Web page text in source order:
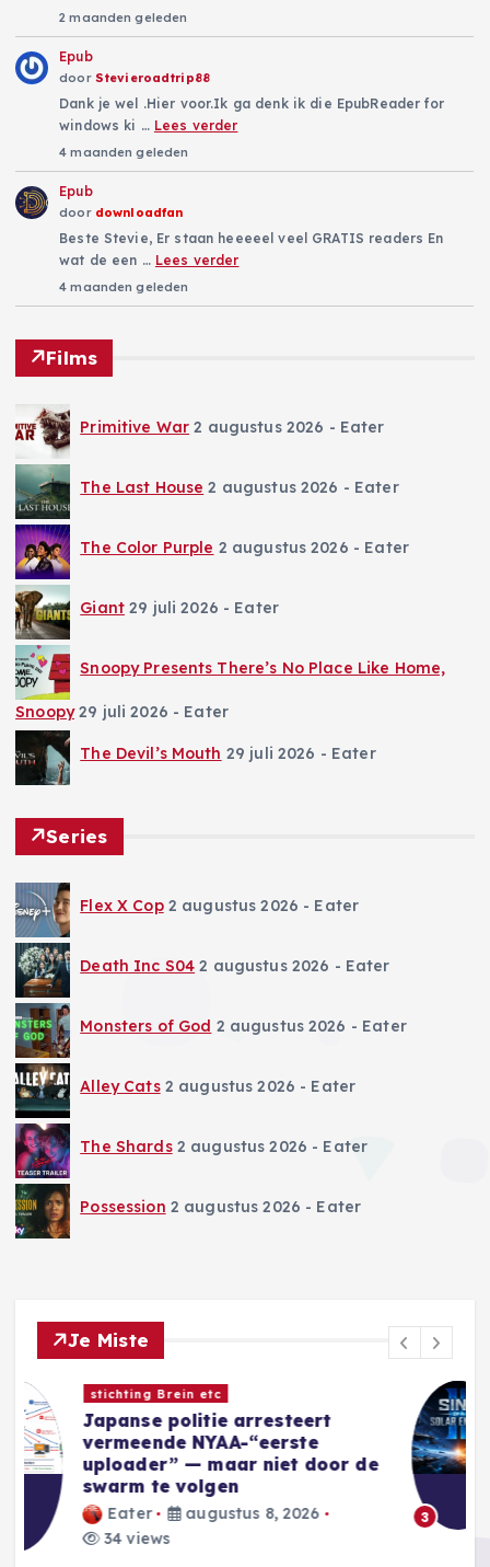
2 maanden geleden
Epub
door Stevieroadtrip88
Dank je wel .Hier voor.Ik ga denk ik die EpubReader for
windows ki … Lees verder
4 maanden geleden
Epub
door downloadfan
Beste Stevie, Er staan heeeeel veel GRATIS readers En
wat de een … Lees verder
4 maanden geleden
Films
Primitive War 2 augustus 2026 - Eater
The Last House 2 augustus 2026 - Eater
The Color Purple 2 augustus 2026 - Eater
Giant 29 juli 2026 - Eater
Snoopy Presents There’s No Place Like Home,
Snoopy 29 juli 2026 - Eater
The Devil’s Mouth 29 juli 2026 - Eater
Series
Flex X Cop 2 augustus 2026 - Eater
Death Inc S04 2 augustus 2026 - Eater
Monsters of God 2 augustus 2026 - Eater
Alley Cats 2 augustus 2026 - Eater
The Shards 2 augustus 2026 - Eater
Possession 2 augustus 2026 - Eater
Je Miste
3
Nieuwe Games
Sins of a Solar Empire II:
Harbinger introduceert nieuwe
Eidolon-factie
Blackwell
augustus 8, 2026
35 views